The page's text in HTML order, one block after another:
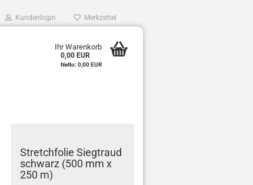
Kundenlogin Merkzettel
Ihr Warenkorb
0,00 EUR
Netto: 0,00 EUR
Stretch­fo­lie Sieg­traud
schwarz (500 mm x
250 m)